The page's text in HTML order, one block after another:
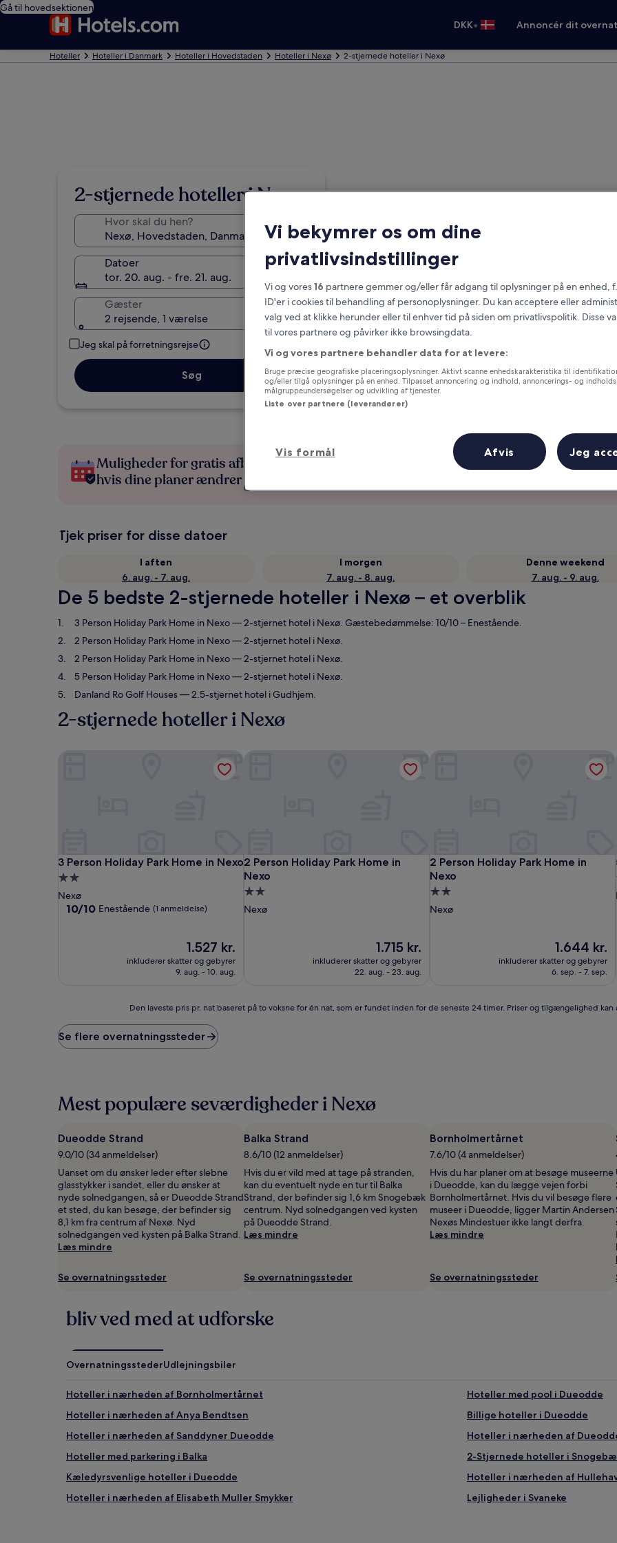
Gå til hovedsektionen
DKK• Annoncér dit
Hoteller Hoteller i Danmark Hoteller i Hovedstaden Hoteller i Nexø 2-stjernede hoteller i Nexø
2-stjernede hoteller i Nexø
Hvor skal du hen?
Datoer
tor. 20. aug. - fre. 21. aug.
Gæster
2 rejsende, 1 værelse
Jeg skal på forretningsrejse
Søg
Muligheder for gratis afbestilling,
hvis dine planer ændrer sig
Optjen fordele for hver overnatning
Tjek priser for disse datoer
I aften
6. aug. - 7. aug.
I morgen
7. aug. - 8. aug.
Denne weekend
7. aug. - 9. aug.
De 5 bedste 2-stjernede hoteller i Nexø – et overblik
3 Person Holiday Park Home in Nexo— 2-stjernet hotel i Nexø. Gæstebedømmelse: 10/10 – Enestående.
2 Person Holiday Park Home in Nexo— 2-stjernet hotel i Nexø.
2 Person Holiday Park Home in Nexo— 2-stjernet hotel i Nexø.
5 Person Holiday Park Home in Nexo— 2-stjernet hotel i Nexø.
Danland Ro Golf Houses— 2.5-stjernet hotel i Gudhjem.
2-stjernede hoteller i Nexø
3 Person Holiday Park Home in Nexo
3 Person Holiday Park Home in Nexo
2.0-
stjernet
overnatningssted
Nexø
10.0
10/10 Enestående (1 anmeldelse)
Prisen
er
1.527 kr.
1.527 kr.
inkluderer skatter og gebyrer
9. aug. - 10. aug.
3 Person Holiday Park Home in Nexo
2 Person Holiday Park Home in
Nexo
2 Person Holiday Park Home in Nexo
2.0-
stjernet
Nexø
Prisen
er
1.715 kr.
1.715 kr.
inkluderer skatter og gebyrer
22. aug. - 23. aug.
2 Person Holiday Park Home in Nexo
2 Person Holiday Park Home in
Nexo
2 Person Holiday Park Home in Nexo
2.0-
stjernet
Nexø
Prisen
er
1.644 kr.
1.644 kr.
inkluderer skatter og gebyrer
6. sep. - 7. sep.
2 Person Holiday Park Home in Nexo
pris
pr.
to
voksne
én
nat,
som
er
fundet
inden
for
de
seneste
24
timer.
og
ændres
Yderligere
vilkår
gælde.
Den laveste pris pr. nat baseret på to voksne for én nat, som er fundet inden for de seneste 24 timer. Priser og tilgængelighed
Se flere overnatningssteder
Mest populære seværdigheder i Nexø
Dueodde Strand
9.0/10 (34 anmeldelser)
Uanset om du ønsker leder efter slebne
glasstykker i sandet, eller du ønsker at
nyde solnedgangen, så er Dueodde Strand
et sted, du kan besøge, der befinder sig
8,1 km fra centrum af Nexø. Nyd
solnedgangen ved kysten på Balka Strand.
Læs mindre
Se overnatningssteder
Balka Strand
8.6/10 (12 anmeldelser)
Hvis du er vild med at tage på stranden,
kan du eventuelt nyde en tur til Balka
Strand, der befinder sig 1,6 km Snogebæk
centrum. Nyd solnedgangen ved kysten
på Dueodde Strand.
Læs mindre
Se overnatningssteder
Bornholmertårnet
7.6/10 (4 anmeldelser)
Hvis du har planer om at besøge museerne
i Dueodde, kan du lægge vejen forbi
Bornholmertårnet. Hvis du vil besøge flere
museer i Dueodde, ligger Martin Andersen
Nexøs Mindestuer ikke langt derfra.
Læs mindre
Se overnatningssteder
bliv ved med at udforske
OvernatningsstederUdlejningsbiler
Hoteller i nærheden af Bornholmertårnet
Hoteller med pool i Dueodde
Hoteller i nærheden af Anya Bendtsen
Billige hoteller i Dueodde
Hoteller i nærheden af Sanddyner Dueodde
Hoteller i nærheden af
Hoteller med parkering i Balka
2-Stjernede hoteller i
Kæledyrsvenlige hoteller i Dueodde
Hoteller i nærheden af
Hoteller i nærheden af Elisabeth Muller Smykker
Lejligheder i Svaneke
Vi bekymrer os om dine
privatlivsindstillinger
Vi og vores16 partnere gemmer og/eller får adgang til oplysninger på en enhed,
ID'er i cookies til behandling af personoplysninger. Du kan acceptere eller
valg ved at klikke herunder eller til enhver tid på siden om privatlivspolitik. Disse
til vores partnere og påvirker ikke browsingdata.
Vi og vores partnere behandler data for at levere:
Bruge præcise geografiske placeringsoplysninger. Aktivt scanne enhedskarakteristika til
og/eller tilgå oplysninger på en enhed. Tilpasset annoncering og indhold, annoncerings- og
målgruppeundersøgelser og udvikling af tjenester.
Liste over partnere (leverandører)
Vis formål Afvis Jeg